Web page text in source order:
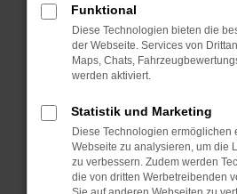
Fehler: Network Error
Beim Laden ist ein Fehler
Hier sind ein paar Tipps, die
Internetverbindung.
Laden andere Webseiten,
Suchmaschine?
Prüfe deine
Funktional
Diese Technologien bieten die
der Webseite. Services von
Maps, Chats,
werden aktiviert.
Statistik und Marketing
Diese Technologien ermöglichen
Webseite zu analysieren, um die
zu verbessern. Zudem werden
die von dritten Werbetreibenden